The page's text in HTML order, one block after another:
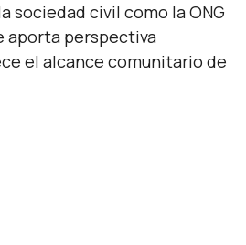
sociedad civil como la ONG
aporta perspectiva
el alcance comunitario de